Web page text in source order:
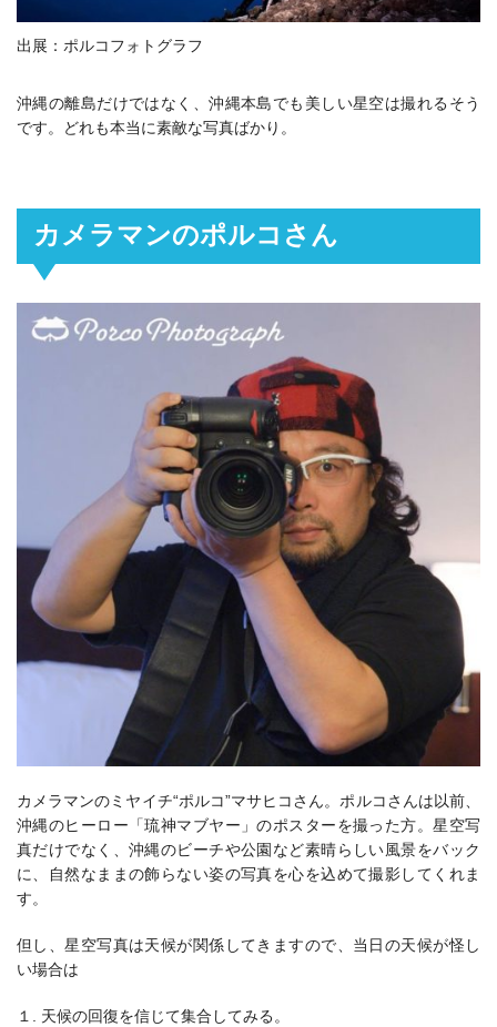
出展：ポルコフォトグラフ
沖縄の離島だけではなく、沖縄本島でも美しい星空は撮れるそう
です。どれも本当に素敵な写真ばかり。
カメラマンのポルコさん
カメラマンのミヤイチ“ポルコ”マサヒコさん。ポルコさんは以前、
沖縄のヒーロー「琉神マブヤー」のポスターを撮った方。星空写
真だけでなく、沖縄のビーチや公園など素晴らしい風景をバック
に、
自然なままの飾らない姿の写真を心を込めて撮影してくれま
す。
但し、星空写真は天候が関係してきますので、当日の天候が怪し
い場合は
１. 天候の回復を信じて集合してみる。